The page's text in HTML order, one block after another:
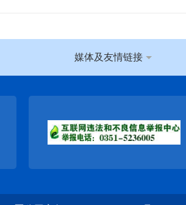
媒体及友情链接